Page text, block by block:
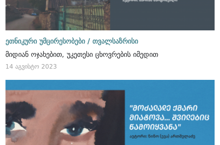
ეთნიკური უმცირესობები / თვალსაზრისი
მიდიან ოჯახებით, უკეთესი ცხოვრების იმედით
14 აგვისტო 2023